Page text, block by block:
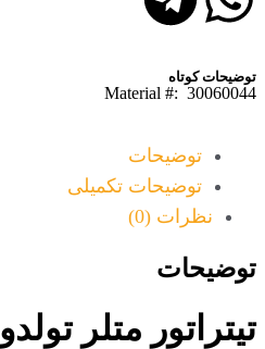
توضیحات کوتاه
Material #: 30060044
توضیحات
توضیحات تکمیلی
نظرات (0)
توضیحات
تیتراتور متلر تولدو Titrator EasyPlus Easy Pro چیست؟ معرفی کامل دستگاه تیترامتری حرفه ای